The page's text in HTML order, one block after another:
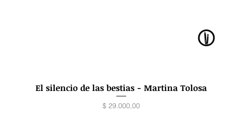
Vista rápida
El silencio de las bestias - Martina Tolosa
Precio
$ 29.000,00